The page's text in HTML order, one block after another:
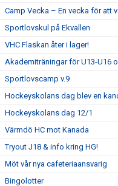
Camp Vecka – En vecka för att
Sportlovskul på Ekvallen
VHC Flaskan åter i lager!
Akademiträningar för U13-U16
Sportlovscamp v.9
Hockeyskolans dag blev en
Hockeyskolans dag 12/1
Värmdö HC mot Kanada
Tryout J18 & info kring HG!
Möt vår nya cafeteriaansvarig
Bingolotter